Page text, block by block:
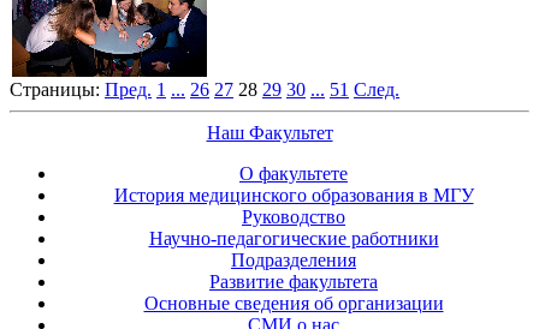
Страницы: Пред. 1 ... 26 27 28 29 30 ... 51 След.
Наш Факультет
О факультете
История медицинского образования в МГУ
Руководство
Научно-педагогические работники
Подразделения
Развитие факультета
Основные сведения об организации
СМИ о нас